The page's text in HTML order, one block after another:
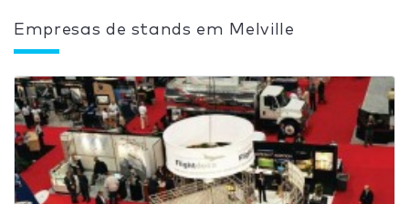
Empresas de stands em Melville